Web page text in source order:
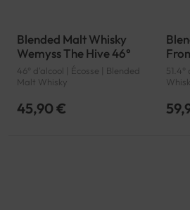
Blended Malt Whisky
Wemyss The Hive 46°
46° d'alcool | Écosse | Blended
Malt Whisky
45,90 €